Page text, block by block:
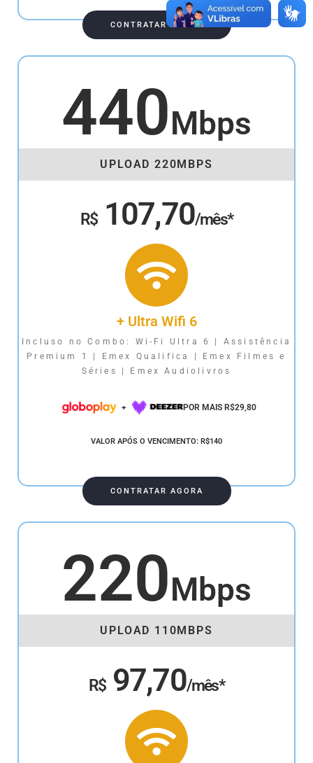
CONTRATAR AGORA
440Mbps
UPLOAD 220MBPS
R$107,70/mês*
+ Ultra Wifi 6
Incluso no Combo: Wi-Fi Ultra 6 | Assistência
Premium 1 | Emex Qualifica | Emex Filmes e
Séries | Emex Audiolivros
+ POR MAIS R$29,80
VALOR APÓS O VENCIMENTO: R$140
CONTRATAR AGORA
220Mbps
UPLOAD 110MBPS
R$97,70/mês*